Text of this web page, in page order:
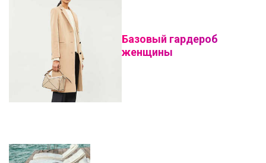
Базовый гардероб
женщины